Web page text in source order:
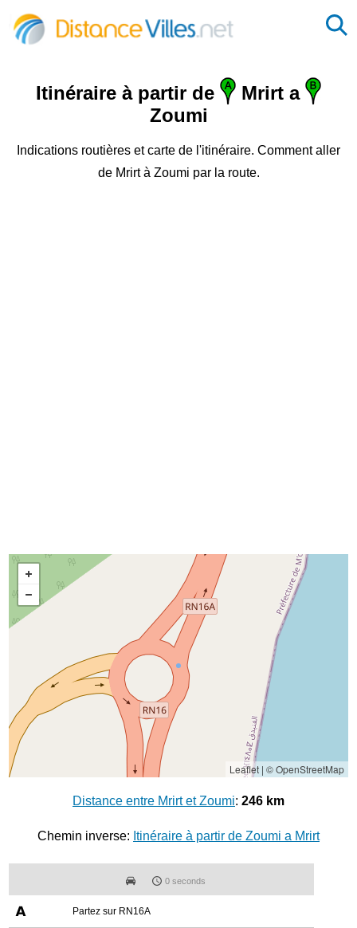
Itinéraire à partir de
Mrirt a
Zoumi
Indications routières et carte de l'itinéraire. Comment aller
de Mrirt à Zoumi par la route.
Leaflet| © OpenStreetMap
Distance entre Mrirt et Zoumi: 246 km
Chemin inverse: Itinéraire à partir de Zoumi a Mrirt
0 seconds
Partez sur RN16A